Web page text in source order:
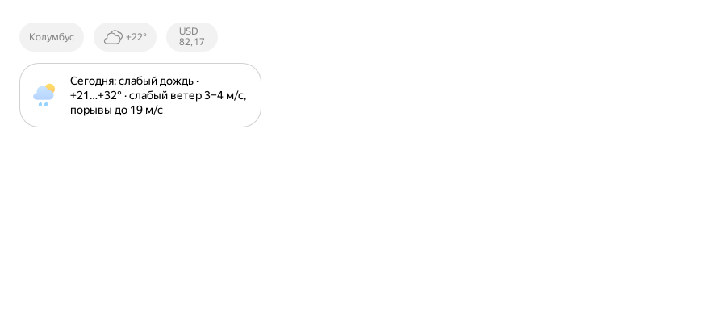
Колумбус +22°
Курсы ЦБ
РФ
USD
82,17
Сегодня: слабый дождь ·
+21⁠…⁠+32⁠° · слабый ветер 3⁠–⁠4 м⁠/⁠с,
порывы до 19 м⁠/⁠с